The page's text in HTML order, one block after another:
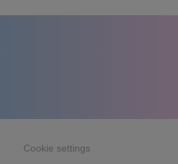
Cookie settings